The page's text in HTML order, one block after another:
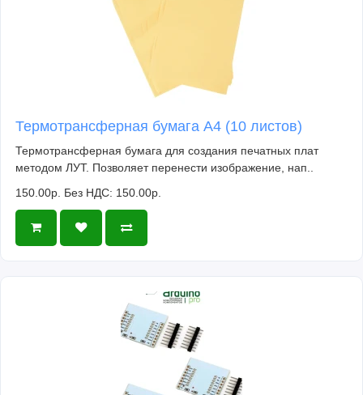
Термотрансферная бумага А4 (10 листов)
Термотрансферная бумага для создания печатных плат
методом ЛУТ. Позволяет перенести изображение, нап..
150.00р. Без НДС: 150.00р.